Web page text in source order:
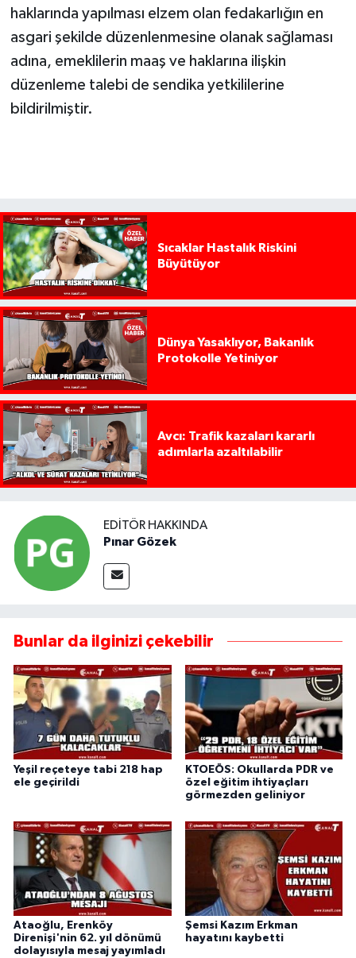
haklarında yapılması elzem olan fedakarlığın en
asgari şekilde düzenlenmesine olanak sağlaması
adına, emeklilerin maaş ve haklarına ilişkin
düzenleme talebi de sendika yetkililerine
bildirilmiştir.
Sıcaklar Hastalık Riskini
Büyütüyor
Dünya Yasaklıyor, Bakanlık
Protokolle Yetiniyor
Avcı: Trafik kazaları kararlı
adımlarla azaltılabilir
EDITÖR HAKKINDA
Pınar Gözek
Bunlar da ilginizi çekebilir
Yeşil reçeteye tabi 218 hap
ele geçirildi
KTOEÖS: Okullarda PDR ve
özel eğitim ihtiyaçları
görmezden geliniyor
Ataoğlu, Erenköy
Direnişi'nin 62. yıl dönümü
dolayısıyla mesaj yayımladı
Şemsi Kazım Erkman
hayatını kaybetti